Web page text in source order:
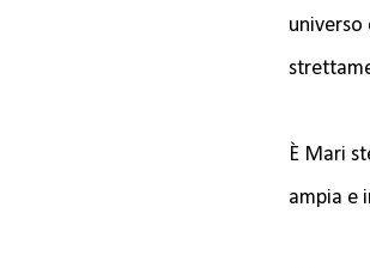
È Mari
ampia e